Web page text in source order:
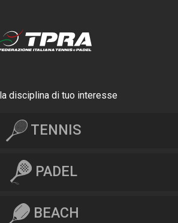
disciplina di tuo interesse
TENNIS
PADEL
BEACH